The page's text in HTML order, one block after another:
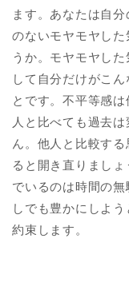
ます。あなたは自
のないモヤモヤし
うか。モヤモヤし
して自分だけがこ
とです。不平等感
人と比べても過去
ん。他人と比較す
ると開き直りまし
でいるのは時間の
しでも豊かにしよ
約束します。